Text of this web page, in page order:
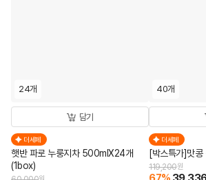
24개
담기
더세페
햇반 파로 누룽지차 500mlX24개
(1box)
40개
더세페
[박스특가]맛
119,200원